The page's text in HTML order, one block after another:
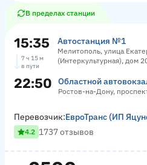
В пределах станции
15:35 Автостанция №1
Мелитополь, улица
(Интеркультурная), дом
7 ч 15 м
в пути
22:50 Областной
Ростов-на-Дону,
Перевозчик:ЕвроТранс (ИП
4.2 1737 отзывов